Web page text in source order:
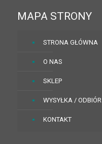
MAPA STRONY
STRONA GŁÓWNA
O NAS
SKLEP
WYSYŁKA / ODBIÓR
KONTAKT